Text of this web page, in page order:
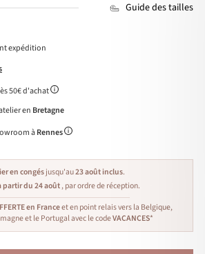
Guide des tailles
expédition
50€ d'achat
en Bretagne
àRennes
en congésjusqu'au23 août inclus.
partir du 24 août, par ordre de réception.
en Franceet en point relais vers la Belgique,
et le Portugal avec le codeVACANCES*